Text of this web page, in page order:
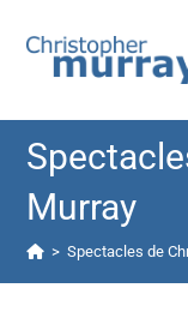
Murray
> Spectacles de